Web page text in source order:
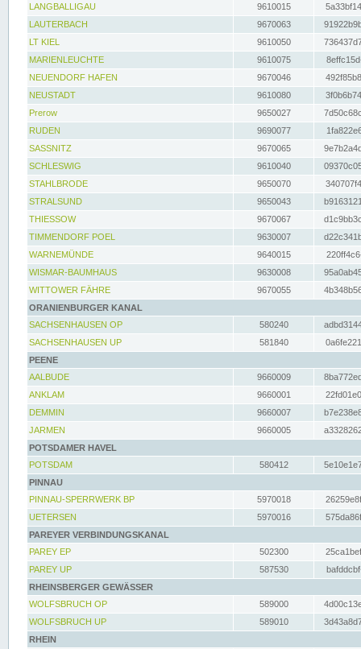
LANGBALLIGAU
9610015
LAUTERBACH
9670063
LT KIEL
9610050
MARIENLEUCHTE
9610075
NEUENDORF HAFEN
9670046
NEUSTADT
9610080
Prerow
9650027
RUDEN
9690077
SASSNITZ
9670065
SCHLESWIG
9610040
STAHLBRODE
9650070
STRALSUND
9650043
THIESSOW
9670067
TIMMENDORF POEL
9630007
WARNEMÜNDE
9640015
WISMAR-BAUMHAUS
9630008
WITTOWER FÄHRE
9670055
ORANIENBURGER KANAL
SACHSENHAUSEN OP
580240
SACHSENHAUSEN UP
581840
PEENE
AALBUDE
9660009
ANKLAM
9660001
DEMMIN
9660007
JARMEN
9660005
POTSDAMER HAVEL
POTSDAM
580412
PINNAU
PINNAU-SPERRWERK BP
5970018
UETERSEN
5970016
PAREYER VERBINDUNGSKANAL
PAREY EP
502300
PAREY UP
587530
RHEINSBERGER GEWÄSSER
WOLFSBRUCH OP
589000
WOLFSBRUCH UP
589010
RHEIN